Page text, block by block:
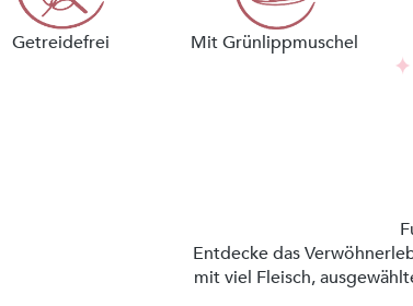
Getreidefrei Mit Grünlippmuschel
Entdecke das
mit viel Fleisch,